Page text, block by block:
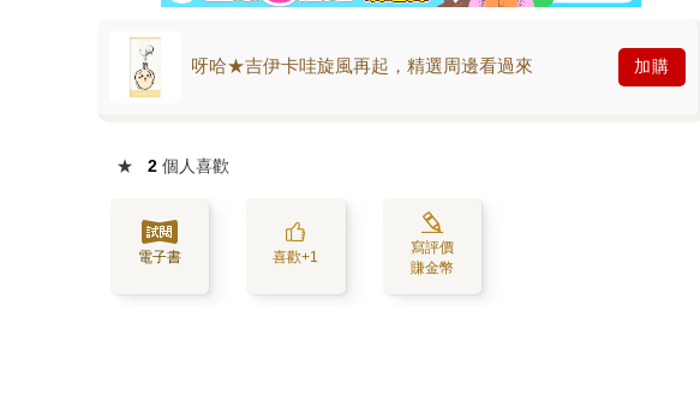
呀哈★吉伊卡哇旋風再起，精選周邊看過來 加購
★ 2 個人喜歡
電子書 喜歡+1
寫評價
賺金幣